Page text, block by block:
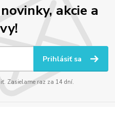
akcie a
Prihlásiť sa
Zasielame raz za 14 dní.